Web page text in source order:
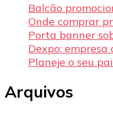
Balcão
Onde comprar
Porta banner
Dexpo:
Planeje o seu
Arquivos